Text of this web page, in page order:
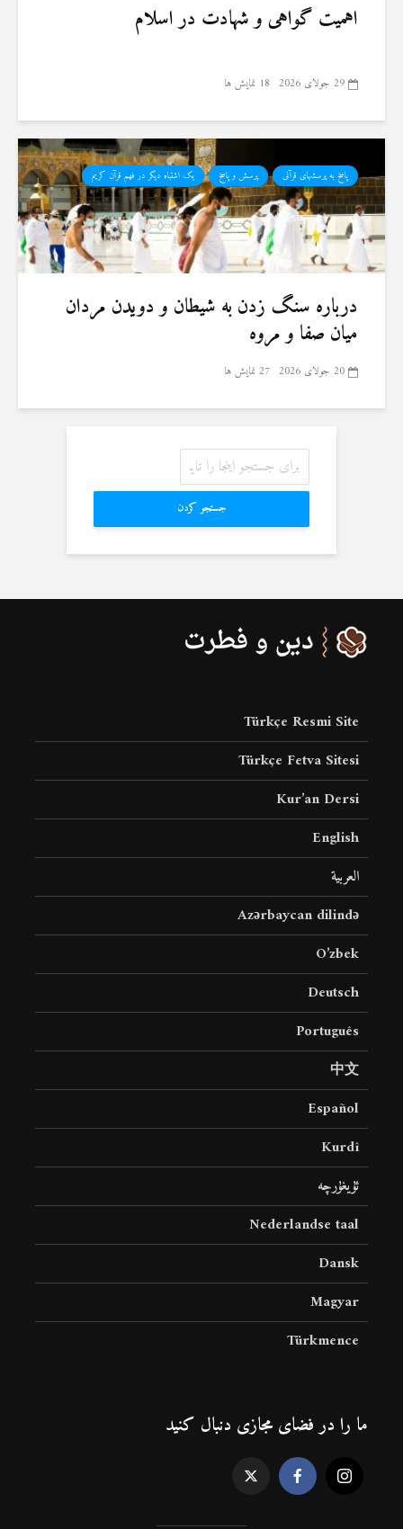
اهمیت گواهی و شهادت در اسلام
29 جولای 2026 18 نمایش ها
پاسخ به پرسشهای قرآنی پرسش و پاسخ یک اشتباه دیگر در فهم قرآن کریم
درباره سنگ زدن به شیطان و دویدن مردان
میان صفا و مروه
20 جولای 2026 27 نمایش ها
جستجو کردن
Türkçe Resmi Site
Türkçe Fetva Sitesi
Kur’an Dersi
English
العربية
Azərbaycan dilində
O’zbek
Deutsch
Português
中文
Español
Kurdî
ئۇيغۇرچە
Nederlandse taal
Dansk
Magyar
Türkmence
ما را در فضای مجازی دنبال کنید